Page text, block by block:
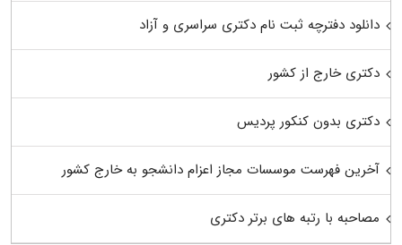
دانلود دفترچه ثبت نام دکتری سراسری و آزاد
دکتری خارج از کشور
دکتری بدون کنکور پردیس
آخرین فهرست موسسات مجاز اعزام دانشجو به خارج کشور
مصاحبه با رتبه های برتر دکتری